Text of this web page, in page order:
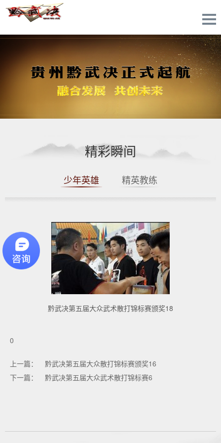
精彩瞬间
少年英雄 精英教练
黔武决第五届大众武术散打锦标赛颁奖18
0
上一篇：
黔武决第五届大众散打锦标赛颁奖16
下一篇：
黔武决第五届大众武术散打锦标赛6